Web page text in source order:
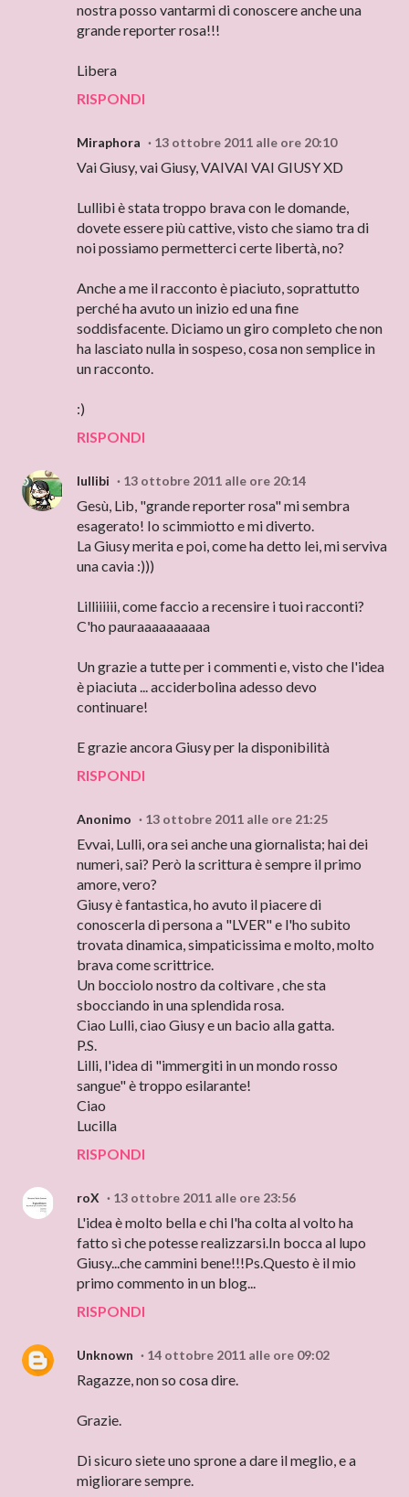
nostra posso vantarmi di conoscere anche una
grande reporter rosa!!!
Libera
RISPONDI
Miraphora 13 ottobre 2011 alle ore 20:10
Vai Giusy, vai Giusy, VAIVAI VAI GIUSY XD
Lullibi è stata troppo brava con le domande,
dovete essere più cattive, visto che siamo tra di
noi possiamo permetterci certe libertà, no?
Anche a me il racconto è piaciuto, soprattutto
perché ha avuto un inizio ed una fine
soddisfacente. Diciamo un giro completo che non
ha lasciato nulla in sospeso, cosa non semplice in
un racconto.
:)
RISPONDI
lullibi 13 ottobre 2011 alle ore 20:14
Gesù, Lib, "grande reporter rosa" mi sembra
esagerato! Io scimmiotto e mi diverto.
La Giusy merita e poi, come ha detto lei, mi serviva
una cavia :)))
Lilliiiiii, come faccio a recensire i tuoi racconti?
C'ho pauraaaaaaaaaa
Un grazie a tutte per i commenti e, visto che l'idea
è piaciuta ... acciderbolina adesso devo
continuare!
E grazie ancora Giusy per la disponibilità
RISPONDI
Anonimo 13 ottobre 2011 alle ore 21:25
Evvai, Lulli, ora sei anche una giornalista; hai dei
numeri, sai? Però la scrittura è sempre il primo
amore, vero?
Giusy è fantastica, ho avuto il piacere di
conoscerla di persona a "LVER" e l'ho subito
trovata dinamica, simpaticissima e molto, molto
brava come scrittrice.
Un bocciolo nostro da coltivare , che sta
sbocciando in una splendida rosa.
Ciao Lulli, ciao Giusy e un bacio alla gatta.
P.S.
Lilli, l'idea di "immergiti in un mondo rosso
sangue" è troppo esilarante!
Ciao
Lucilla
RISPONDI
roX 13 ottobre 2011 alle ore 23:56
L'idea è molto bella e chi l'ha colta al volto ha
fatto sì che potesse realizzarsi.In bocca al lupo
Giusy...che cammini bene!!!Ps.Questo è il mio
primo commento in un blog...
RISPONDI
Unknown 14 ottobre 2011 alle ore 09:02
Ragazze, non so cosa dire.
Grazie.
Di sicuro siete uno sprone a dare il meglio, e a
migliorare sempre.